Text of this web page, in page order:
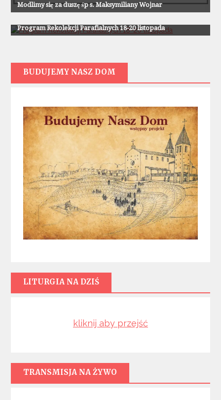
Modlimy się za duszę śp s. Maksymiliany Wojnar
Z Życia Parafii
Program Rekolekcji Parafialnych 18-20 listopada
BUDUJEMY NASZ DOM
LITURGIA NA DZIŚ
kliknij aby przejść
TRANSMISJA NA ŻYWO